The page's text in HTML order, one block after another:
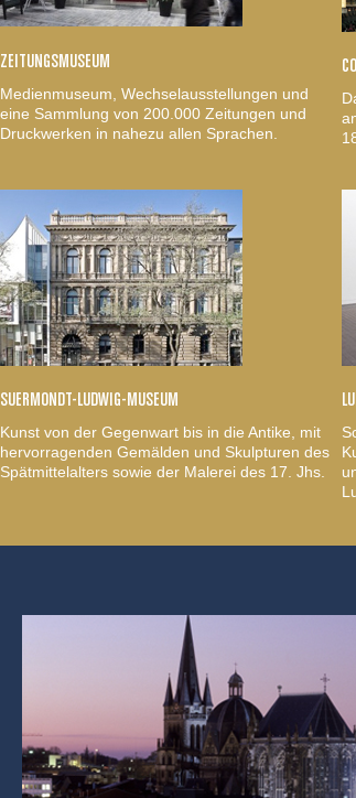
ZEITUNGSMUSEUM
Medienmuseum, Wechselausstellungen und
eine Sammlung von 200.000 Zeitungen und
Druckwerken in nahezu allen Sprachen.
SUERMONDT-LUDWIG-MUSEUM
Kunst von der Gegenwart bis in die Antike, mit
hervorragenden Gemälden und Skulpturen des
Spätmittelalters sowie der Malerei des 17. Jhs.